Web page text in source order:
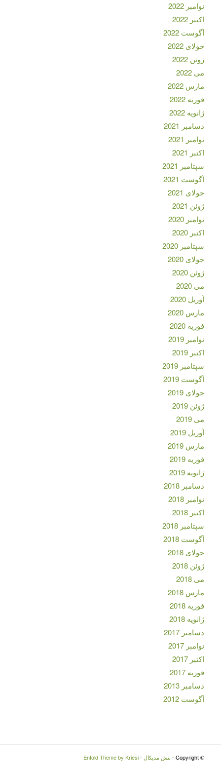
نوامبر 2022
اکتبر 2022
آگوست 2022
جولای 2022
ژوئن 2022
می 2022
مارس 2022
فوریه 2022
ژانویه 2022
دسامبر 2021
نوامبر 2021
اکتبر 2021
سپتامبر 2021
آگوست 2021
جولای 2021
ژوئن 2021
نوامبر 2020
اکتبر 2020
سپتامبر 2020
جولای 2020
ژوئن 2020
می 2020
آوریل 2020
مارس 2020
فوریه 2020
نوامبر 2019
اکتبر 2019
سپتامبر 2019
آگوست 2019
جولای 2019
ژوئن 2019
می 2019
آوریل 2019
مارس 2019
فوریه 2019
ژانویه 2019
دسامبر 2018
نوامبر 2018
اکتبر 2018
سپتامبر 2018
آگوست 2018
جولای 2018
ژوئن 2018
می 2018
مارس 2018
فوریه 2018
ژانویه 2018
دسامبر 2017
نوامبر 2017
اکتبر 2017
فوریه 2017
دسامبر 2013
آگوست 2012
© Copyright - بنش مدیکال-
Enfold Theme by Kriesi